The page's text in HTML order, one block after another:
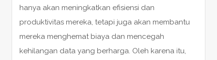
hanya akan meningkatkan efisiensi dan
produktivitas mereka, tetapi juga akan membantu
mereka menghemat biaya dan mencegah
kehilangan data yang berharga. Oleh karena itu,